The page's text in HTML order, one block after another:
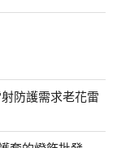
防護需求老花雷